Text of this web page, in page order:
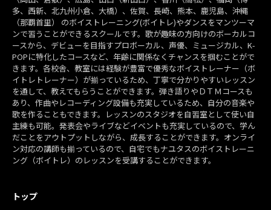
多、西新、北九州小倉、大橋）、佐賀、長崎、熊本、鹿児島、沖縄
（那覇首里） のボイストレーニング(ボイトレ)やダンスをマンツーマ
ンで習うことができるスクールです。歌が趣味の方向けのボーカルコ
ースから、デビューを目指すプロボーカル、声優、ミュージカル、K-
POPに特化したコースなど、年齢に関係なくチャンスを掴むことがで
きます。各校舎、教室には経験が豊富で優秀なボイストレーナー（ボ
イトレトレーナー）が揃っているため、丁寧で分かりやすいレッスン
を通して、教えてもらうことができます。弾き語りやＤＴＭコースも
あり、作曲やレコーディング設備も充実しているため、自分の音楽や
歌を作ることもできます。レッスンのスタジオを自習室として使い自
主練も可能。発表会やライブなどイベントも充実しているので、学ん
だことをアウトプットしながら、成長することができます。オンライ
ン対応の講師も揃っているので、自宅でもナユタスのボイストレーニ
ング（ボイトレ）のレッスンを受講することができます。
トップ